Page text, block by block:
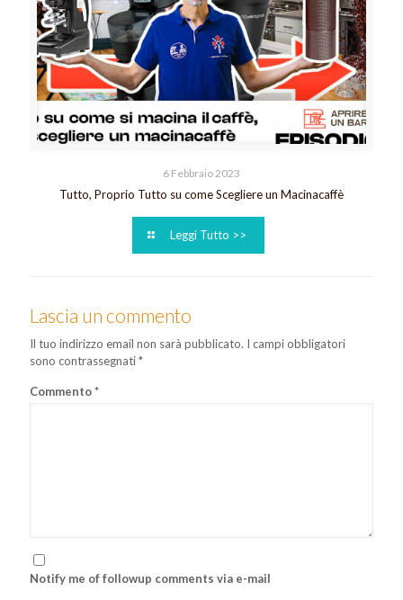
6 Febbraio 2023
Tutto, Proprio Tutto su come Scegliere un Macinacaffè
Leggi Tutto >>
Lascia un commento
Il tuo indirizzo email non sarà pubblicato. I campi obbligatori
sono contrassegnati*
Commento*
Notify me of followup comments via e-mail